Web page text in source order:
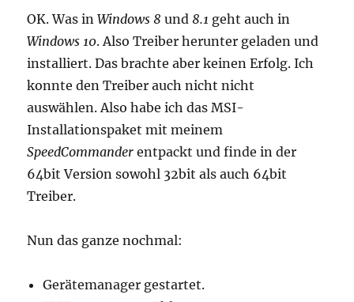
OK. Was inWindows 8und8.1 geht auch in
Windows 10. Also Treiber herunter geladen und
installiert. Das brachte aber keinen Erfolg. Ich
konnte den Treiber auch nicht nicht
auswählen. Also habe ich das MSI-
Installationspaket mit meinem
SpeedCommander entpackt und finde in der
64bit Versi0n sowohl 32bit als auch 64bit
Treiber.
Nun das ganze nochmal:
Gerätemanager gestartet.